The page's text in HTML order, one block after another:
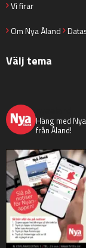
Vi firar
Om Nya Åland
Välj tema
Häng med
från Åland!